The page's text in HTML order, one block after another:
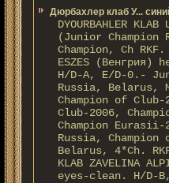
Дюрбахлер клаб У...
DYOURBAHLER
(Junior Champion
Champion, Ch RKF.
ESZES (Венгрия)
H/D-A, E/D-0.-
Russia, Belarus,
Champion of Club-
Club-2006,
Champion Eurasii-
Russia,
Belarus, 4*Ch.
KLAB ZAVELINA
eyes-clean. H/D-